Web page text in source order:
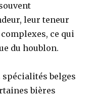
leur teneur
ce qui
du houblon.
spécialités belges
bières